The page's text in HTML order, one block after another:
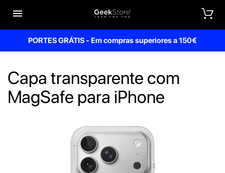

PORTES GRÁTIS - Em compras superiores a 150€
Capa transparente com
MagSafe para iPhone